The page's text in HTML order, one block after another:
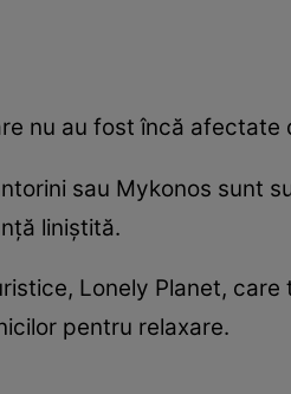
nu au fost încă afectate
sau Mykonos sunt
liniștită.
Lonely Planet,
pentru relaxare.